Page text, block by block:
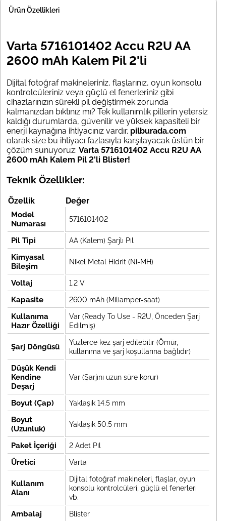
Ürün Özellikleri
Varta 5716101402 Accu R2U AA
2600 mAh Kalem Pil 2'li
Dijital fotoğraf makineleriniz, flaşlarınız, oyun konsolu
kontrolcüleriniz veya güçlü el fenerleriniz gibi
cihazlarınızın sürekli pil değiştirmek zorunda
kalmanızdan bıktınız mı? Tek kullanımlık pillerin yetersiz
kaldığı durumlarda, güvenilir ve yüksek kapasiteli bir
enerji kaynağına ihtiyacınız vardır. pilburada.com
olarak size bu ihtiyacı fazlasıyla karşılayacak üstün bir
çözüm sunuyoruz: Varta 5716101402 Accu R2U AA
2600 mAh Kalem Pil 2'li Blister!
Teknik Özellikler:
Özellik Değer
Model
Numarası
5716101402
Pil Tipi AA (Kalem) Şarjlı Pil
Kimyasal
Bileşim
Nikel Metal Hidrit (Ni-MH)
Voltaj 1.2 V
Kapasite 2600 mAh (Miliamper-saat)
Kullanıma
Hazır Özelliği
Var (Ready To Use - R2U, Önceden Şarj
Edilmiş)
Şarj Döngüsü
Yüzlerce kez şarj edilebilir (Ömür,
kullanıma ve şarj koşullarına bağlıdır)
Düşük Kendi
Kendine
Deşarj
Var (Şarjını uzun süre korur)
Boyut (Çap) Yaklaşık 14.5 mm
Boyut
(Uzunluk)
Yaklaşık 50.5 mm
Paket İçeriği 2 Adet Pil
Üretici Varta
Kullanım
Alanı
Dijital fotoğraf makineleri, flaşlar, oyun
konsolu kontrolcüleri, güçlü el fenerleri
vb.
Ambalaj Blister